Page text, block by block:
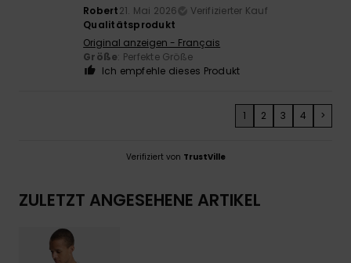
Robert21. Mai 2026
Verifizierter Kauf
Qualitätsprodukt
Original anzeigen - Français
Größe: Perfekte Größe
Ich empfehle dieses Produkt
1 2 3 4 >
Verifiziert von TrustVille
ZULETZT ANGESEHENE ARTIKEL